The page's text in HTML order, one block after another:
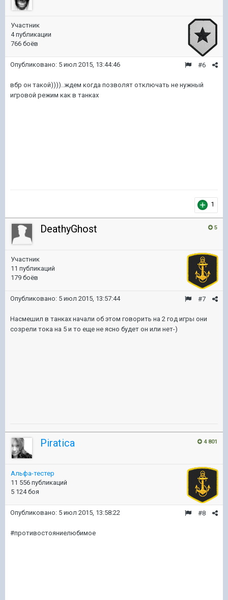
Участник
4 публикации
766 боёв
#6
Опубликовано: 5 июл 2015, 13:44:46
вбр он такой))))..ждем когда позволят отключать не нужный
игровой режим как в танках
1
5
DeathyGhost
Участник
11 публикаций
179 боёв
#7
Опубликовано: 5 июл 2015, 13:57:44
Насмешил в танках начали об этом говорить на 2 год игры они
созрели тока на 5 и то еще не ясно будет он или нет-)
4 801
Piratica
Альфа-тестер
11 556 публикаций
5 124 боя
#8
Опубликовано: 5 июл 2015, 13:58:22
#противостояниелюбимое